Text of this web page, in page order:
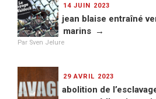
14 JUIN 2023
jean blaise entraîné
marins
Par Sven Jelure
29 AVRIL 2023
abolition de